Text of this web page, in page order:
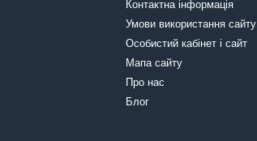
Контактна інформація
Умови використання сайту
Особистий кабінет і сайт
Мапа сайту
Про нас
Блог